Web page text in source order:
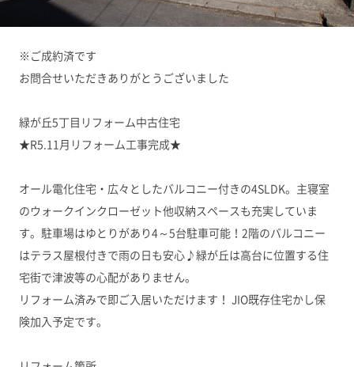
※ご成約済です
お問合せいただきありがとうございました
緑が丘5丁目リフォーム中古住宅
★R5.11月リフォーム工事完成★
オール電化住宅・広々としたバルコニー付きの4SLDK。主寝室
のウォークインクローゼット他収納スペースも充実していま
す。駐車場はゆとりがあり4～5台駐車可能！2階のバルコニー
はテラス屋根付きで雨の日も安心♪緑が丘は高台に位置する住
宅街で津波等の心配がありません。
リフォーム済みで即ご入居いただけます！ JIO既存住宅かし保
険加入予定です。